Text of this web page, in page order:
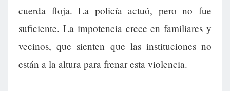
cuerda floja. La policía actuó, pero no fue
suficiente. La impotencia crece en familiares y
vecinos, que sienten que las instituciones no
están a la altura para frenar esta violencia.